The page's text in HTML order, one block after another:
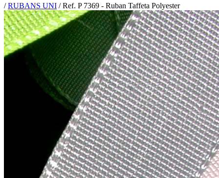
/ RUBANS UNI / Ref. P 7369 - Ruban Taffeta Polyester